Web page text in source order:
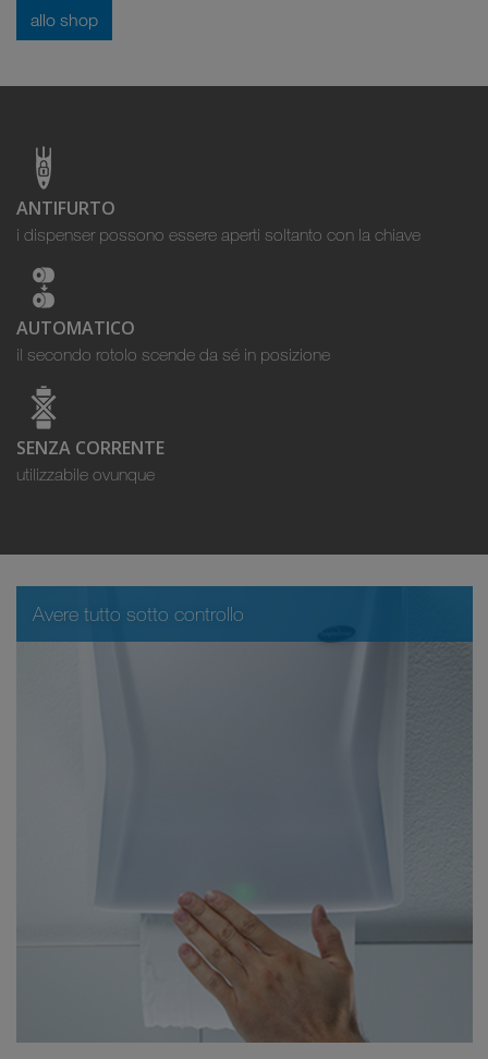
allo shop
ANTIFURTO
i dispenser possono essere aperti soltanto con la chiave
AUTOMATICO
il secondo rotolo scende da sé in posizione
SENZA CORRENTE
utilizzabile ovunque
Avere tutto sotto controllo